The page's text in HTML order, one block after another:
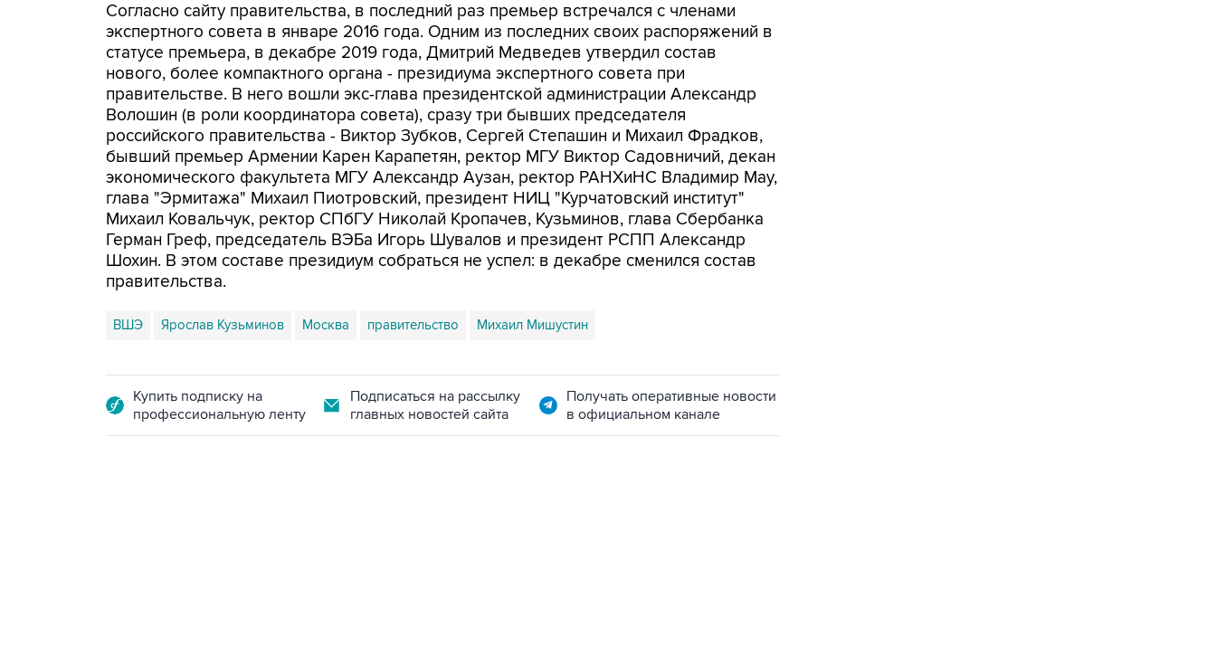
Согласно сайту правительства, в последний раз премьер встречался с членами
экспертного совета в январе 2016 года. Одним из последних своих распоряжений в
статусе премьера, в декабре 2019 года, Дмитрий Медведев утвердил состав
нового, более компактного органа - президиума экспертного совета при
правительстве. В него вошли экс-глава президентской администрации Александр
Волошин (в роли координатора совета), сразу три бывших председателя
российского правительства - Виктор Зубков, Сергей Степашин и Михаил Фрадков,
бывший премьер Армении Карен Карапетян, ректор МГУ Виктор Садовничий, декан
экономического факультета МГУ Александр Аузан, ректор РАНХиНС Владимир Мау,
глава "Эрмитажа" Михаил Пиотровский, президент НИЦ "Курчатовский институт"
Михаил Ковальчук, ректор СПбГУ Николай Кропачев, Кузьминов, глава Сбербанка
Герман Греф, председатель ВЭБа Игорь Шувалов и президент РСПП Александр
Шохин. В этом составе президиум собраться не успел: в декабре сменился состав
правительства.
ВШЭ Ярослав Кузьминов Москва правительство Михаил Мишустин
Купить подписку на
профессиональную ленту
Подписаться на рассылку
главных новостей сайта
Получать оперативные новости
в официальном канале